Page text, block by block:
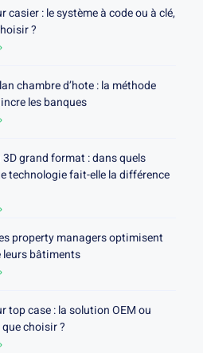
casier : le système à code ou à clé,
?
chambre d’hote : la méthode
les banques
grand format : dans quels
technologie fait-elle la différence
property managers optimisent
leurs bâtiments
top case : la solution OEM ou
choisir ?